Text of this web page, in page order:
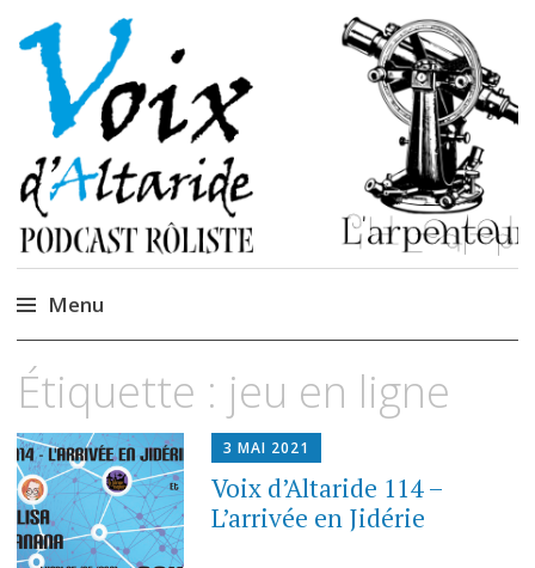
La caverne de
Cendrones
Podcastem et Jidèrenses
Menu
au
contenu
Étiquette : jeu en ligne
3 MAI 2021
Voix d’Altaride 114 –
L’arrivée en Jidérie